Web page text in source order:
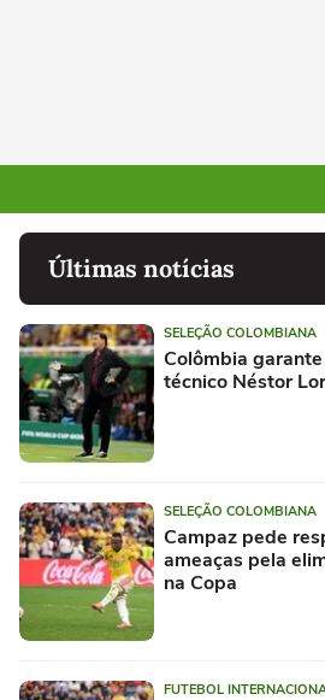
Últimas notícias
SELEÇÃO COLOMBIANA
Colômbia
técnico Néstor
SELEÇÃO COLOMBIANA
Campaz pede
ameaças pela
na Copa
FUTEBOL